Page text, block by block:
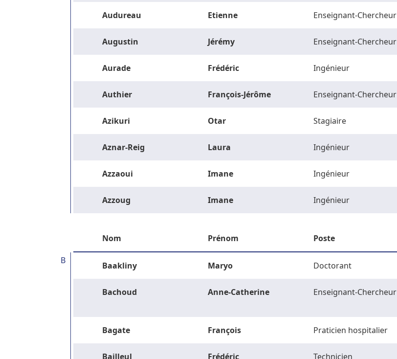
Audureau Etienne Enseignant-Chercheur
Augustin Jérémy Enseignant-Chercheur
Aurade Frédéric Ingénieur
Authier François-Jérôme Enseignant-Chercheur
Azikuri Otar Stagiaire
Aznar-Reig Laura Ingénieur
Azzaoui Imane Ingénieur
Azzoug Imane Ingénieur
Nom Prénom Poste
B Baakliny Maryo Doctorant
Bachoud Anne-Catherine Enseignant-Chercheur
Bagate François Praticien hospitalier
Bailleul Frédéric Technicien